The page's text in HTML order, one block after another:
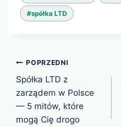
wpisu:
#spółka LTD
Nawigacja
wpisu
POPRZEDNI
Spółka LTD z
zarządem w Polsce
— 5 mitów, które
mogą Cię drogo